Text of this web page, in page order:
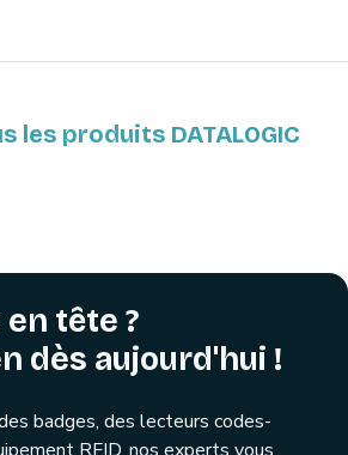
les produits DATALOGIC
tête ?
dès aujourd'hui !
badges, des lecteurs codes-